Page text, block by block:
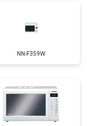
NN-F359W